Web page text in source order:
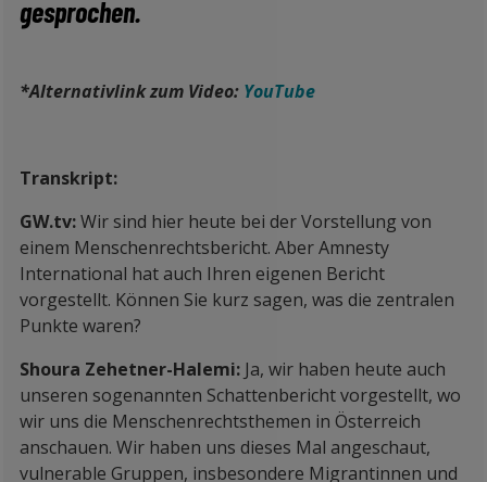
gesprochen.
*Alternativlink zum Video: YouTube
Transkript:
GW.tv:Wir sind hier heute bei der Vorstellung von
einem Menschenrechtsbericht. Aber Amnesty
International hat auch Ihren eigenen Bericht
vorgestellt. Können Sie kurz sagen, was die zentralen
Punkte waren?
Shoura Zehetner-Halemi: Ja, wir haben heute auch
unseren sogenannten Schattenbericht vorgestellt, wo
wir uns die Menschenrechtsthemen in Österreich
anschauen. Wir haben uns dieses Mal angeschaut,
vulnerable Gruppen, insbesondere Migrantinnen und